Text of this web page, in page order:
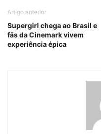
Artigo anterior
Supergirl chega ao Brasil e
fãs da Cinemark vivem
experiência épica